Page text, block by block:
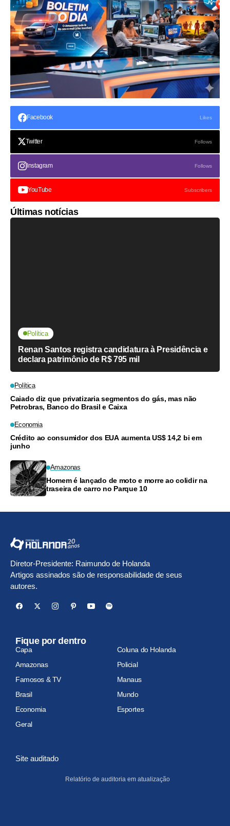
Facebook Likes
Twitter Follows
Instagram Follows
YouTube Subscribers
Últimas notícias
Política
Renan Santos registra candidatura à Presidência e
declara patrimônio de R$ 795 mil
Política
Caiado diz que privatizaria segmentos do gás, mas não
Petrobras, Banco do Brasil e Caixa
Economia
Crédito ao consumidor dos EUA aumenta US$ 14,2 bi em
junho
Amazonas
Homem é lançado de moto e morre ao colidir na
traseira de carro no Parque 10
Diretor-Presidente: Raimundo de Holanda
Artigos assinados são de responsabilidade de seus
autores.
Fique por dentro
Capa
Coluna do Holanda
Amazonas
Policial
Famosos & TV
Manaus
Brasil
Mundo
Economia
Esportes
Geral
Site auditado
Relatório de auditoria em atualização